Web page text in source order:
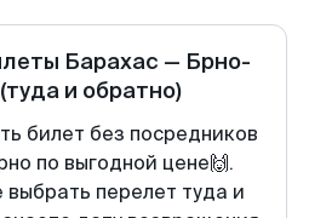
Барахас — Брно-
(туда и обратно)
билет без посредников
по выгодной цене🙌.
перелет туда и